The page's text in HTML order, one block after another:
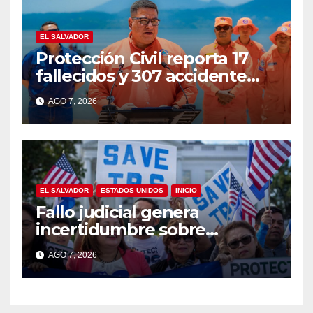
EL SALVADOR
Protección Civil reporta 17
fallecidos y 307 accidente
durante vacaciones
agostinas
AGO 7, 2026
EL SALVADOR ESTADOS UNIDOS INICIO
Fallo judicial genera
incertidumbre sobre
permisos de trabajo de
salvadoreños con TPS
AGO 7, 2026